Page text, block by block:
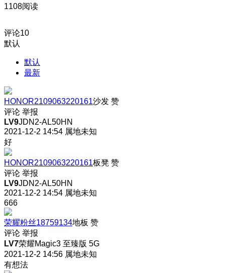
1108阅读
评论10
默认
默认
最新
HONOR2109063220161沙发 赞
评论 举报
LV9JDN2-AL50HN
2021-12-2 14:54 属地未知
好
HONOR2109063220161板凳 赞
评论 举报
LV9JDN2-AL50HN
2021-12-2 14:54 属地未知
666
荣耀粉丝18759134地板 赞
评论 举报
LV7荣耀Magic3 至臻版 5G
2021-12-2 14:56 属地未知
有想法